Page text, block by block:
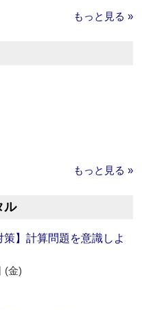
もっと見る »
もっと見る »
ル
策】計算問題を意識しよ
(金)